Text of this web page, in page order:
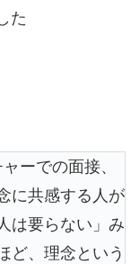
た
ーでの面接、
に共感する人が
は要らない」み
ど、理念という